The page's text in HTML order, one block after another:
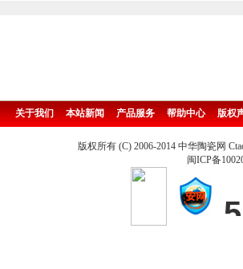
关于我们 本站新闻 产品服务 帮助中心 版权
版权所有 (C) 2006-2014 中华陶瓷网
闽ICP备